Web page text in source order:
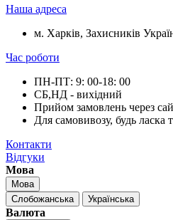
Наша адреса
м. Харків, Захисників
Час роботи
ПН-ПТ: 9: 00-18: 00
СБ,НД - вихідний
Прийом замовлень через
Для самовивозу, будь ласка
Контакти
Відгуки
Мова
Мова
Слобожанська
Українська
Валюта